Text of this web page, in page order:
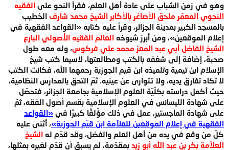
وهو في زمن الشباب على عادة أهل العلم، فقرأ النحو على الفقيه
النحوي المعمّر ملحق الأصاغر بالأكابر الشيخ محمد شارف الخطيب
بالمسجد الكبير بمدينة الجزائر، وقرأ عليه كتابه «القواعد الفقهية في
إعلام الموقعين»، ومن أبرز شيوخه العالم الفقيه الأصولي البارع
الشيخ الفاضل أبي عبد المعز محمد علي فركوس، وله معه طول
صحبة، إضافة إلى شغفه بالكتب ومطالعتها، لاسيما كتب شيخ
الإسلام ابن تيمية وتلميذه ابن قيم الجوزية رحمهما الله، فكانت الكتب
لا تكاد تفارق يديه، ولا تتوارى عن عينيه. ثمّ التحق بالمدارس النظامية،
حيث أكمل دراسته بكلّيّة العلوم الإسلامية بجامعة الجزائر، فتحصّل
على شهادة الليسانس في العلوم الإسلامية بقسم أصول الفقه، ثمّ
على شهادة الماجستير، عمل في ذلك مؤّلفًا كبيرًا في «القواعد
الفقهية في إعلام الموقعين للعلاّمة ابن قيّم الجوزية»، أثنى عليه
كلّ من وقع في يده من أهل العلم والفضل، وقد قدّم له الشيخ
العلاّمة بكر بن عبد الله أبو زيد بمقدّمة، لم يسبق أن قدّم لغيره بمثلها،